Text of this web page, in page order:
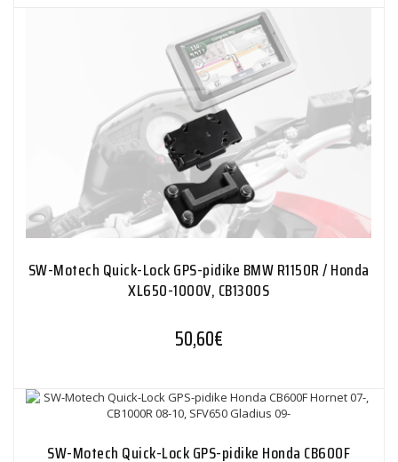
SW-Motech Quick-Lock GPS-pidike BMW R1150R / Honda
XL650-1000V, CB1300S
50,60€
SW-Motech Quick-Lock GPS-pidike Honda CB600F